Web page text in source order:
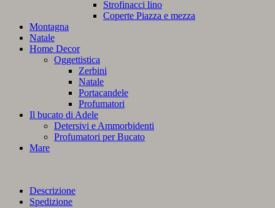
Strofinacci lino
Coperte Piazza e mezza
Montagna
Natale
Home Decor
Oggettistica
Zerbini
Natale
Portacandele
Profumatori
Il bucato di Adele
Detersivi e Ammorbidenti
Profumatori per Bucato
Mare
Descrizione
Spedizione